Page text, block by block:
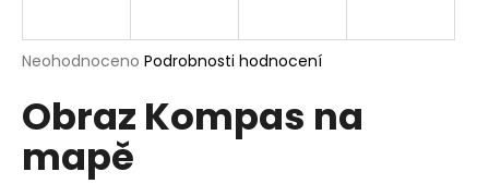
Průměrné
produktu
je
Neohodnoceno Podrobnosti hodnocení
Obraz Kompas na
mapě
j
t
?